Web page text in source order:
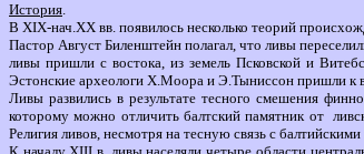
История.
В ХIХ-нач.ХХ вв. появилось несколько теорий
Пастор Август Биленштейн полагал, что ливы
ливы пришли с востока, из земель Псковской и
Эстонские археологи Х.Моора и Э.Тыниссон пришли к
Ливы развились в результате тесного смешения
которому можно отличить балтский памятник от
Религия ливов, несмотря на тесную связь с